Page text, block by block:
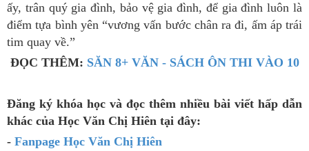
ấy, trân quý gia đình, bảo vệ gia đình, để gia đình luôn là
điểm tựa bình yên “vương vấn bước chân ra đi, ấm áp trái
tim quay về.”
ĐỌC THÊM: SĂN 8+ VĂN - SÁCH ÔN THI VÀO 10
Đăng ký khóa học và đọc thêm nhiều bài viết hấp dẫn
khác của Học Văn Chị Hiên tại đây:
- Fanpage Học Văn Chị Hiên